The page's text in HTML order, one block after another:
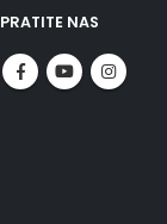
PRATITE NAS